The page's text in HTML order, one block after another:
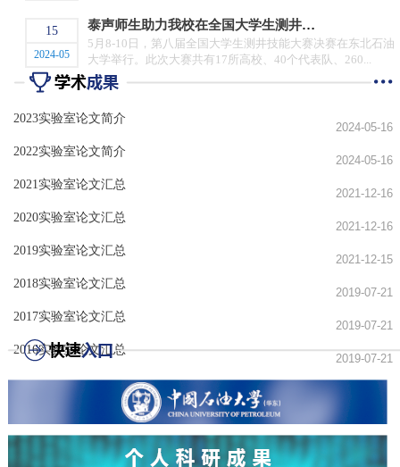
15
2024-05
泰声师生助力我校在全国大学生测井技
能大赛...
5月8-10日，第八届全国大学生测井技能大赛决赛在东北石油
大学举行。此次大赛共有17所高校、40个代表队、260...
2023实验室论文简介
2024-05-16
2022实验室论文简介
2024-05-16
2021实验室论文汇总
2021-12-16
2020实验室论文汇总
2021-12-16
2019实验室论文汇总
2021-12-15
2018实验室论文汇总
2019-07-21
2017实验室论文汇总
2019-07-21
2016实验室论文汇总
2019-07-21